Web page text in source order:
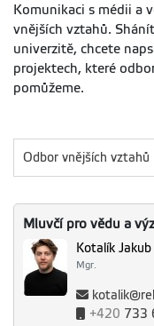
Komunikaci s médii a
vnějších vztahů.
univerzitě, chcete
projektech, které
pomůžeme.
Odbor vnějších vztahů
Mluvčí pro vědu a
Kotalík Jakub
Mgr.
+420 733